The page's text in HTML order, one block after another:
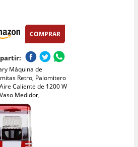
COMPRAR
Máquina de
Retro, Palomitero
Caliente de 1200 W
Medidor,
en 3
Toque, Sin
para Cine en Casa,
de Película,
Fiestas